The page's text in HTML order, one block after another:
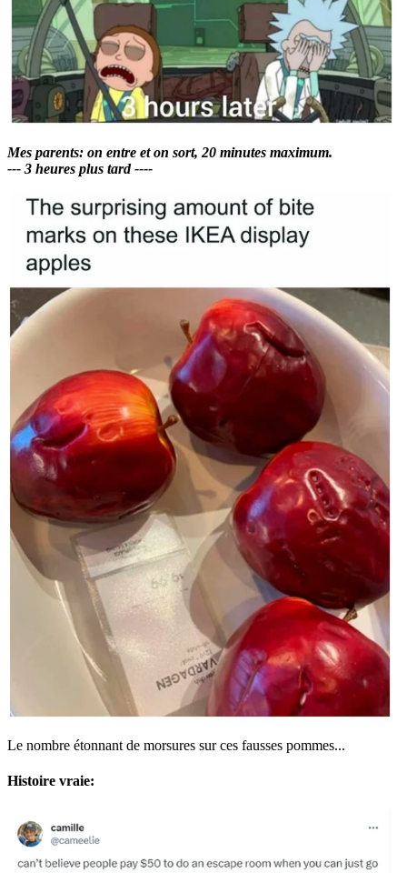
Mes parents: on entre et on sort, 20 minutes maximum.
--- 3 heures plus tard ----
Le nombre étonnant de morsures sur ces fausses pommes...
Histoire vraie: